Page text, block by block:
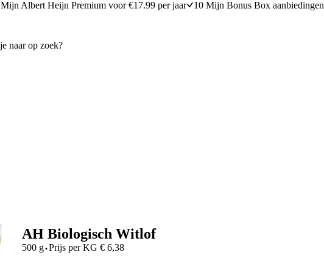
Mijn Albert Heijn Premium voor €17.99 per jaar 10 Mijn Bonus Box aanbiedingen
AH Biologisch Witlof
500 g·Prijs per KG € 6,38